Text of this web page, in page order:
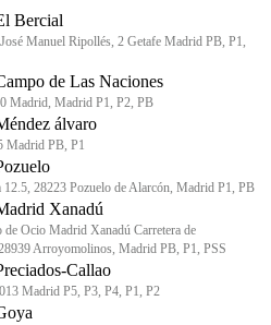
Bercial
Manuel Ripollés, 2 Getafe Madrid PB, P1,
de Las Naciones
Madrid, Madrid P1, P2, PB
álvaro
Madrid PB, P1
28223 Pozuelo de Alarcón, Madrid P1, PB
Xanadú
Ocio Madrid Xanadú Carretera de
Arroyomolinos, Madrid PB, P1, PSS
Callao
Madrid P5, P3, P4, P1, P2